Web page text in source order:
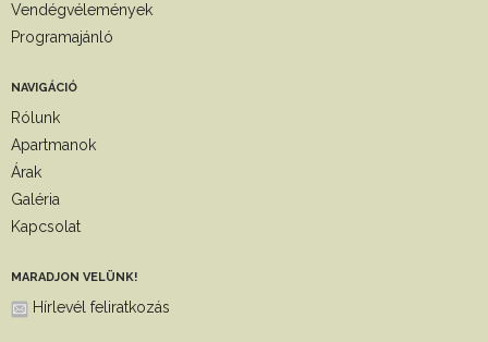
Vendégvélemények
Programajánló
NAVIGÁCIÓ
Rólunk
Apartmanok
Árak
Galéria
Kapcsolat
MARADJON VELÜNK!
Hírlevél feliratkozás